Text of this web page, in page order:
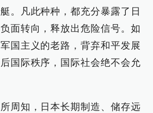
。凡此种种，都充分暴露了日
面转向，释放出危险信号。如
国主义的老路，背弃和平发展
国际秩序，国际社会绝不会允
周知，日本长期制造、储存远